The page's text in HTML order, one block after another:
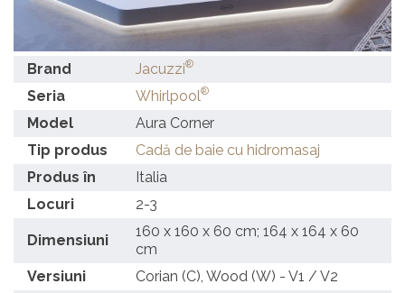
Brand Jacuzzi®
Seria Whirlpool®
Model
Aura Corner
Tip produs
Cadă de baie cu hidromasaj
Produs în
Italia
Locuri
2-3
Dimensiuni
160 x 160 x 60 cm; 164 x 164 x 60
cm
Versiuni
Corian (C), Wood (W) - V1 / V2